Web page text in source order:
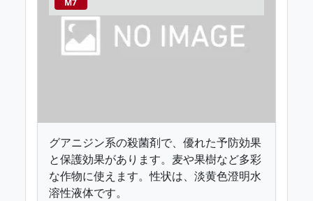
グアニジン系の殺菌剤で、優れた予防効果
と保護効果があります。麦や果樹など多彩
な作物に使えます。性状は、淡黄色澄明水
溶性液体です。